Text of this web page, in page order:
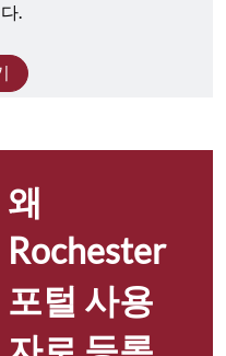
.
왜
Rochester
포털 사용